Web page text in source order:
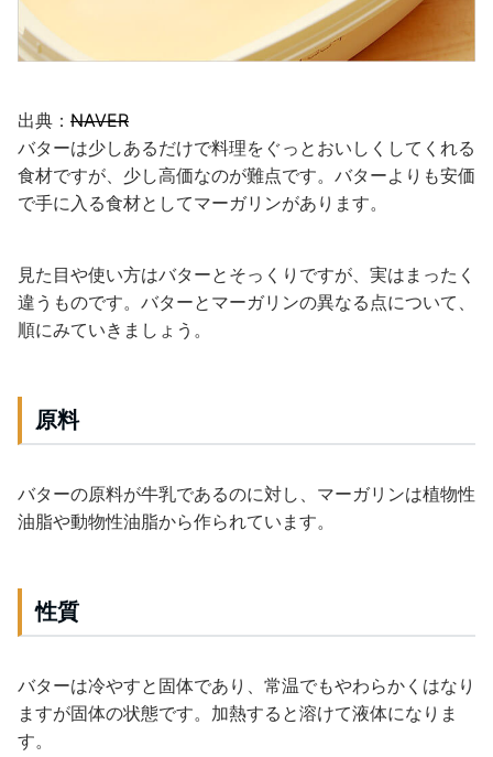
出典： NAVER
バターは少しあるだけで料理をぐっとおいしくしてくれる
食材ですが、少し高価なのが難点です。バターよりも安価
で手に入る食材としてマーガリンがあります。
見た目や使い方はバターとそっくりですが、実はまったく
違うものです。バターとマーガリンの異なる点について、
順にみていきましょう。
原料
バターの原料が牛乳であるのに対し、マーガリンは植物性
油脂や動物性油脂から作られています。
性質
バターは冷やすと固体であり、常温でもやわらかくはなり
ますが固体の状態です。加熱すると溶けて液体になりま
す。